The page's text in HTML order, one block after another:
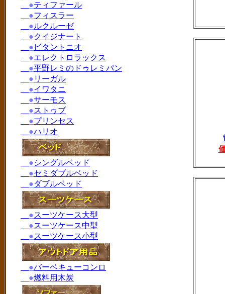
●ティファール
●フィスラー
●ルクルーゼ
●クイジナート
● ビタントニオ
●エレクトロラックス
●平野レミのドゥレミパン
● リーガル
●イワタニ
●サーモス
●ストゥブ
●プリンセス
●ハリオ
●シングルベッド
●セミダブルベッド
●ダブルベッド
●スーツケース大型
●スーツケース中型
●スーツケース小型
●バーベキューコンロ
●燃料用木炭